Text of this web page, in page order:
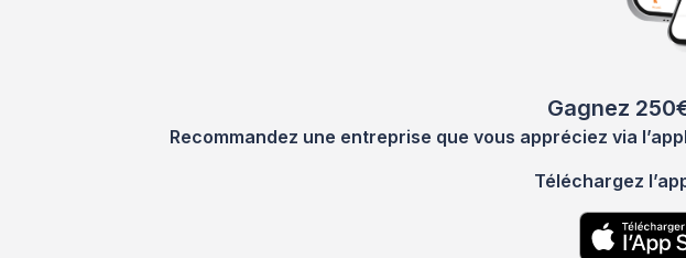
Gagnez
Recommandez une entreprise que vous appréciez via
Téléchargez